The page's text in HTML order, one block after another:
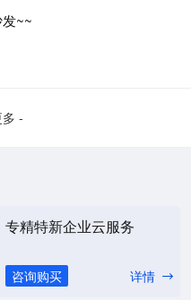
~~
-
专精特新企业云服务
咨询购买 详情